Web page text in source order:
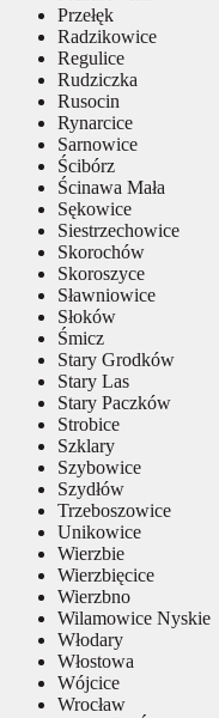
Przełęk
Radzikowice
Regulice
Rudziczka
Rusocin
Rynarcice
Sarnowice
Ścibórz
Ścinawa Mała
Sękowice
Siestrzechowice
Skorochów
Skoroszyce
Sławniowice
Słoków
Śmicz
Stary Grodków
Stary Las
Stary Paczków
Strobice
Szklary
Szybowice
Szydłów
Trzeboszowice
Unikowice
Wierzbie
Wierzbięcice
Wierzbno
Wilamowice Nyskie
Włodary
Włostowa
Wójcice
Wrocław